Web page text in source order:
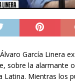
García Linera
sobre la alarmante
Latina. Mientras los